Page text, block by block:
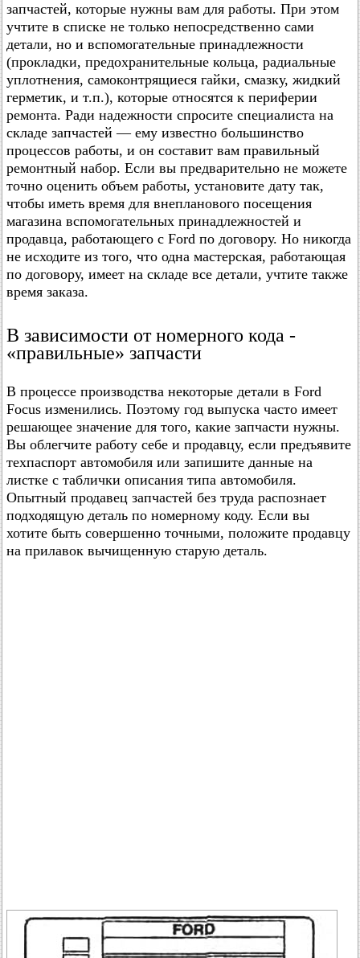
запчастей, которые нужны вам для работы. При этом
учтите в списке не только непосредственно сами
детали, но и вспомогательные принадлежности
(прокладки, предохранительные кольца, радиальные
уплотнения, самоконтрящиеся гайки, смазку, жидкий
герметик, и т.п.), которые относятся к периферии
ремонта. Ради надежности спросите специалиста на
складе запчастей — ему известно большинство
процессов работы, и он составит вам правильный
ремонтный набор. Если вы предварительно не можете
точно оценить объем работы, установите дату так,
чтобы иметь время для внепланового посещения
магазина вспомогательных принадлежностей и
продавца, работающего с Ford по договору. Но никогда
не исходите из того, что одна мастерская, работающая
по договору, имеет на складе все детали, учтите также
время заказа.
В зависимости от номерного кода -
«правильные» запчасти
В процессе производства некоторые детали в Ford
Focus изменились. Поэтому год выпуска часто имеет
решающее значение для того, какие запчасти нужны.
Вы облегчите работу себе и продавцу, если предъявите
техпаспорт автомобиля или запишите данные на
листке с таблички описания типа автомобиля.
Опытный продавец запчастей без труда распознает
подходящую деталь по номерному коду. Если вы
хотите быть совершенно точными, положите продавцу
на прилавок вычищенную старую деталь.